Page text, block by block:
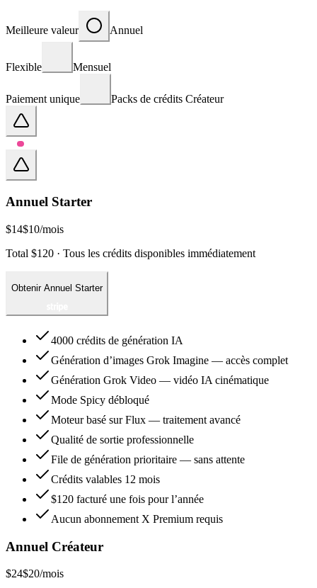
Meilleure valeur Annuel
Flexible Mensuel
Paiement unique Packs de crédits Créateur
Annuel Starter
$14$10/mois
Total $120 · Tous les crédits disponibles immédiatement
Obtenir Annuel Starter
4000 crédits de génération IA
Génération d’images Grok Imagine — accès complet
Génération Grok Video — vidéo IA cinématique
Mode Spicy débloqué
Moteur basé sur Flux — traitement avancé
Qualité de sortie professionnelle
File de génération prioritaire — sans attente
Crédits valables 12 mois
$120 facturé une fois pour l’année
Aucun abonnement X Premium requis
Annuel Créateur
$24$20/mois